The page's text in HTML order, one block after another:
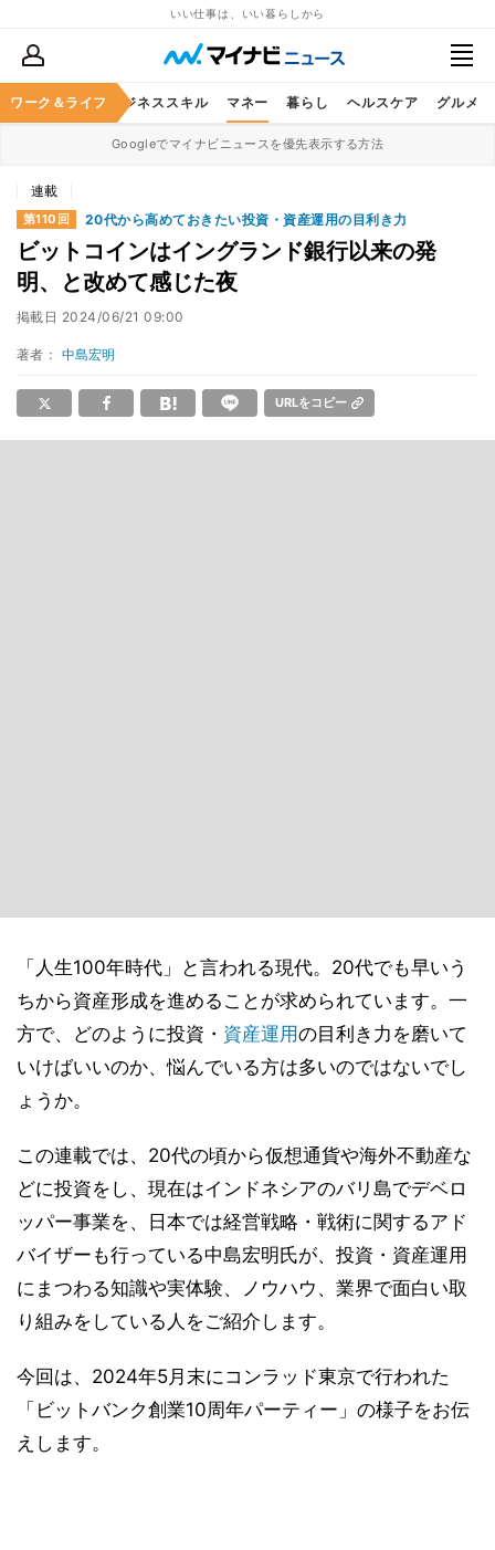
いい仕事は、いい暮らしから
ワーク＆ライフ
キャリア ビジネススキル マネー 暮らし ヘルスケア グルメ
Googleでマイナビニュースを優先表示する方法
連載
第110回 20代から高めておきたい投資・資産運用の目利き力
ビットコインはイングランド銀行以来の発
明、と改めて感じた夜
掲載日 2024/06/21 09:00
著者： 中島宏明
URLをコピー
「人生100年時代」と言われる現代。20代でも早いう
ちから資産形成を進めることが求められています。一
方で、どのように投資・ 資産運用の目利き力を磨いて
いけばいいのか、悩んでいる方は多いのではないでし
ょうか。
この連載では、20代の頃から仮想通貨や海外不動産な
どに投資をし、現在はインドネシアのバリ島でデベロ
ッパー事業を、日本では経営戦略・戦術に関するアド
バイザーも行っている中島宏明氏が、投資・資産運用
にまつわる知識や実体験、ノウハウ、業界で面白い取
り組みをしている人をご紹介します。
今回は、2024年5月末にコンラッド東京で行われた
「ビットバンク創業10周年パーティー」の様子をお伝
えします。